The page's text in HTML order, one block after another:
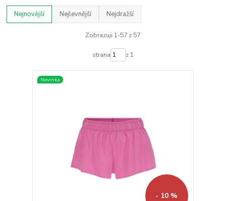
Nejnovější Nejlevnější Nejdražší
Zobrazuji 1-57 z 57
strana z 1
Novinka
- 10 %